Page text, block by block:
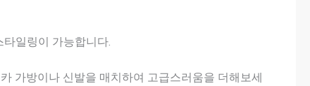
일링이 가능합니다.
가방이나 신발을 매치하여 고급스러움을 더해보세